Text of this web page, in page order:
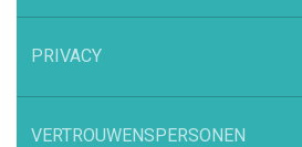
PRIVACY
VERTROUWENSPERSONEN